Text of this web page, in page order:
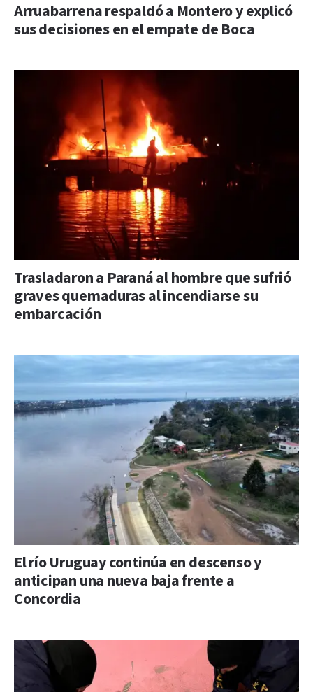
Arruabarrena respaldó a Montero y explicó
sus decisiones en el empate de Boca
Trasladaron a Paraná al hombre que sufrió
graves quemaduras al incendiarse su
embarcación
El río Uruguay continúa en descenso y
anticipan una nueva baja frente a
Concordia